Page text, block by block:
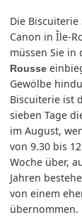
Die
Canon in Île-
müssen Sie in
Rousse
Gewölbe
Biscuiterie ist
sieben Tage
im August,
von 9.30 bis
Woche über,
Jahren
von einem
übernommen.